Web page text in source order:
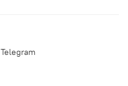
Telegram